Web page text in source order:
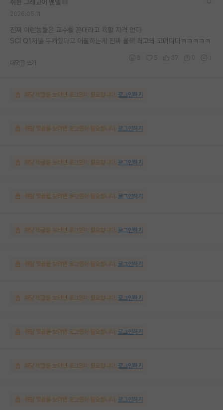
취한 그레고어 멘델
진짜 이런놈들은 교수들 꼰대라고 욕할 자격 없다
SCI Q1저널 두개있다고 어필하는게 진짜 올해 최고의 코미디다ㅋㅋㅋㅋㅋ
대댓글 쓰기
해당 댓글을 보려면 로그인이 필요합니다. 로그인하기
해당 댓글을 보려면 로그인이 필요합니다. 로그인하기
해당 댓글을 보려면 로그인이 필요합니다. 로그인하기
해당 댓글을 보려면 로그인이 필요합니다. 로그인하기
해당 댓글을 보려면 로그인이 필요합니다. 로그인하기
해당 댓글을 보려면 로그인이 필요합니다. 로그인하기
해당 댓글을 보려면 로그인이 필요합니다. 로그인하기
해당 댓글을 보려면 로그인이 필요합니다. 로그인하기
해당 댓글을 보려면 로그인이 필요합니다. 로그인하기
해당 댓글을 보려면 로그인이 필요합니다. 로그인하기